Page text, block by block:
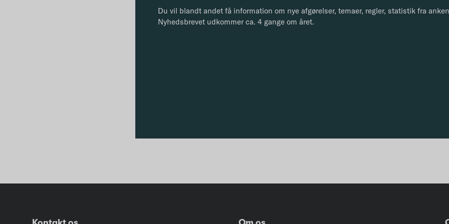
Du vil blandt andet få information om nye afgørelser, temaer, regler, statistik fra
Nyhedsbrevet udkommer ca. 4 gange om året.